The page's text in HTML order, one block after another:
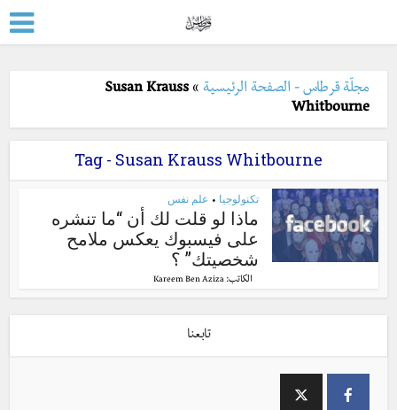
مجلّة قرطاس - الصفحة الرئيسية »
Susan Krauss
Whitbourne
Tag - Susan Krauss Whitbourne
تكنولوجيا • علم نفس
ماذا لو قلت لك أن “ما تنشره
على فيسبوك يعكس ملامح
شخصيتك” ؟
الكاتب: Kareem Ben Aziza
تابعنا